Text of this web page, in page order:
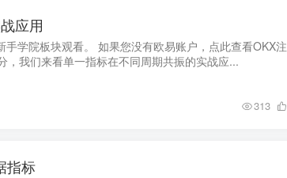
应用
学院板块观看。 如果您没有欧易账户，点此查看OKX注
我们来看单一指标在不同周期共振的实战应...
313
指标